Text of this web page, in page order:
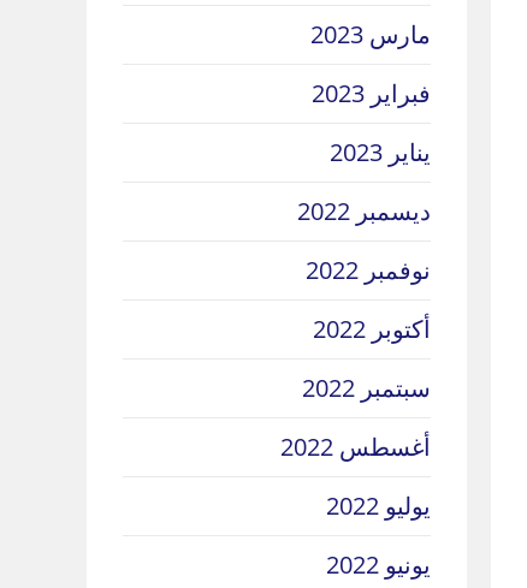
مارس 2023
فبراير 2023
يناير 2023
ديسمبر 2022
نوفمبر 2022
أكتوبر 2022
سبتمبر 2022
أغسطس 2022
يوليو 2022
يونيو 2022